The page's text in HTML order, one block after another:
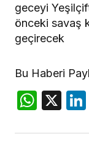
geceyi
önceki savaş
geçirecek
Bu Haberi
X